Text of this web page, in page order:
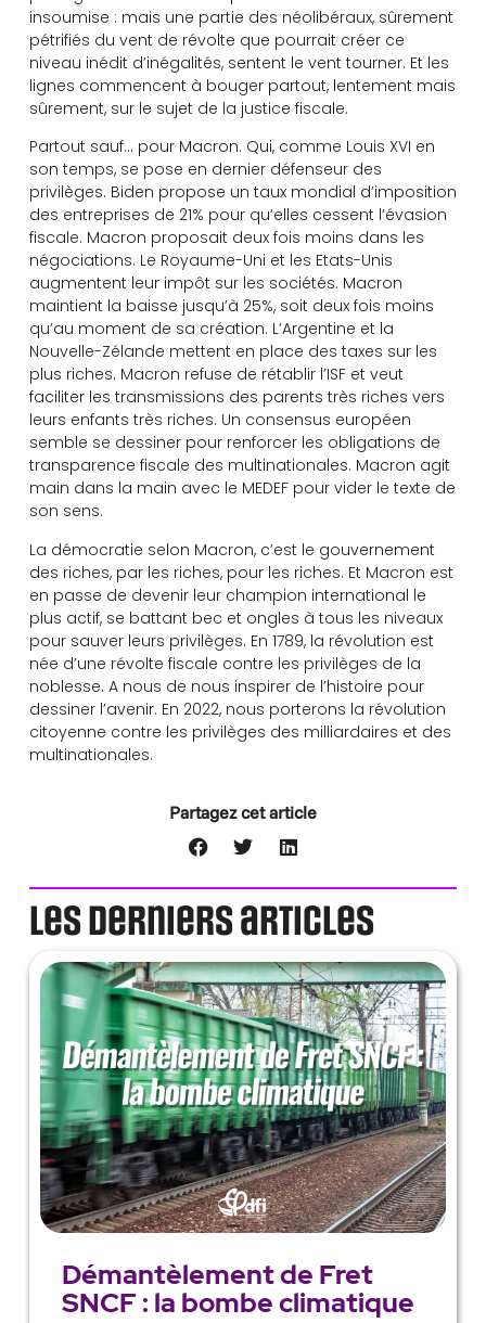
insoumise : mais une partie des néolibéraux, sûrement
pétrifiés du vent de révolte que pourrait créer ce
niveau inédit d’inégalités, sentent le vent tourner. Et les
lignes commencent à bouger partout, lentement mais
sûrement, sur le sujet de la justice fiscale.
Partout sauf… pour Macron. Qui, comme Louis XVI en
son temps, se pose en dernier défenseur des
privilèges. Biden propose un taux mondial d’imposition
des entreprises de 21% pour qu’elles cessent l’évasion
fiscale. Macron proposait deux fois moins dans les
négociations. Le Royaume-Uni et les Etats-Unis
augmentent leur impôt sur les sociétés. Macron
maintient la baisse jusqu’à 25%, soit deux fois moins
qu’au moment de sa création. L’Argentine et la
Nouvelle-Zélande mettent en place des taxes sur les
plus riches. Macron refuse de rétablir l’ISF et veut
faciliter les transmissions des parents très riches vers
leurs enfants très riches. Un consensus européen
semble se dessiner pour renforcer les obligations de
transparence fiscale des multinationales. Macron agit
main dans la main avec le MEDEF pour vider le texte de
son sens.
La démocratie selon Macron, c’est le gouvernement
des riches, par les riches, pour les riches. Et Macron est
en passe de devenir leur champion international le
plus actif, se battant bec et ongles à tous les niveaux
pour sauver leurs privilèges. En 1789, la révolution est
née d’une révolte fiscale contre les privilèges de la
noblesse. A nous de nous inspirer de l’histoire pour
dessiner l’avenir. En 2022, nous porterons la révolution
citoyenne contre les privilèges des milliardaires et des
multinationales.
Partagez cet article
Les derniers articles
Démantèlement de Fret
SNCF : la bombe climatique